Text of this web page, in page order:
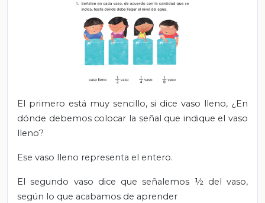
El primero está muy sencillo, si dice vaso lleno, ¿En
dónde debemos colocar la señal que indique el vaso
lleno?
Ese vaso lleno representa el entero.
El segundo vaso dice que señalemos ½ del vaso,
según lo que acabamos de aprender